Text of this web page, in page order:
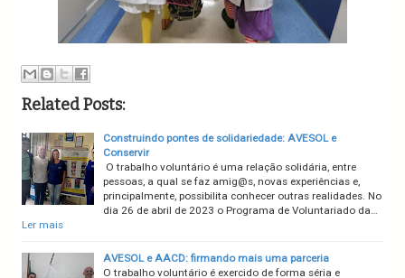
Related Posts:
Construindo pontes de solidariedade: AVESOL e
Conservir
O trabalho voluntário é uma relação solidária, entre
pessoas, a qual se faz amig@s, novas experiências e,
principalmente, possibilita conhecer outras realidades. No
dia 26 de abril de 2023 o Programa de Voluntariado da…
Ler mais
AVESOL e AACD: firmando mais uma parceria
O trabalho voluntário é exercido de forma séria e